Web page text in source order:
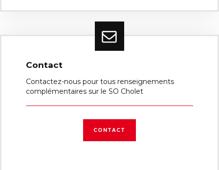
Contact
Contactez-nous pour tous renseignements
complémentaires sur le SO Cholet
CONTACT